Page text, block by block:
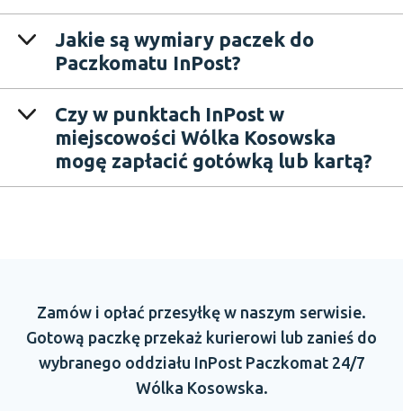
Jakie są wymiary paczek do
Paczkomatu InPost?
Czy w punktach InPost w
miejscowości Wólka Kosowska
mogę zapłacić gotówką lub kartą?
Zamów i opłać przesyłkę w naszym serwisie.
Gotową paczkę przekaż kurierowi lub zanieś do
wybranego oddziału InPost Paczkomat 24/7
Wólka Kosowska.